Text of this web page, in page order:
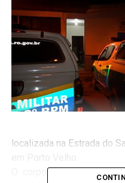
localizada na Estrada do
O corpo foi encontrado